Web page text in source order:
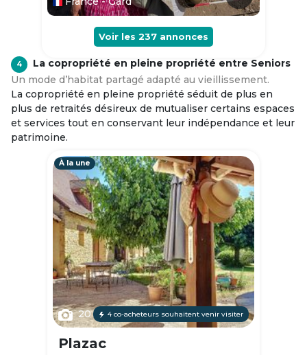
Voir les 237 annonces
4
La copropriété en pleine propriété entre Seniors
Un mode d’habitat partagé adapté au vieillissement.
La copropriété en pleine propriété séduit de plus en
plus de retraités désireux de mutualiser certains espaces
et services tout en conservant leur indépendance et leur
patrimoine.
À la une
20 4 co-acheteurs souhaitent venir visiter
Plazac